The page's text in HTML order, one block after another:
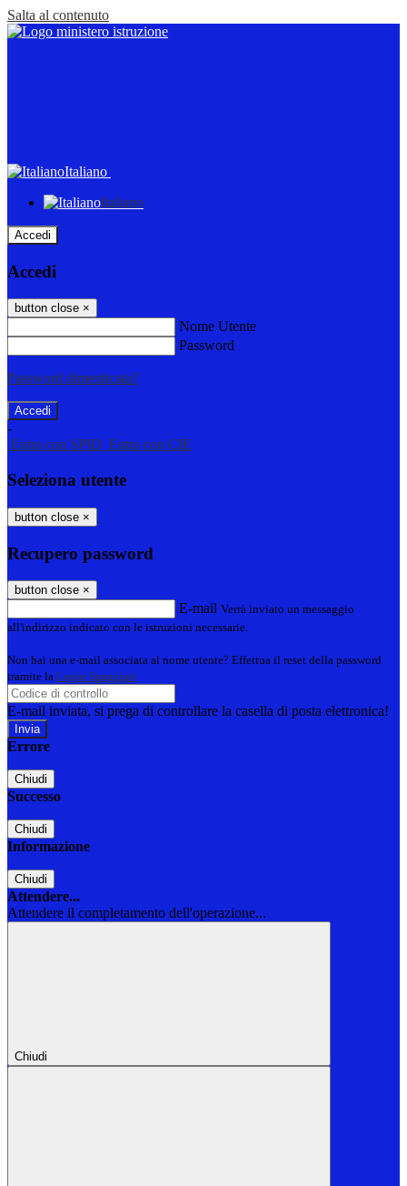
Salta al contenuto
Italiano
Italiano
Accedi
Accedi
button close ×
Nome Utente
Password
Password dimenticata?
-
Entra con SPID Entra con CIE
Seleziona utente
button close ×
Recupero password
button close ×
E-mail Verrà inviato un messaggio
all'indirizzo indicato con le istruzioni necessarie.
Non hai una e-mail associata al nome utente? Effettua il reset della password
tramite la Login Spaggiari
E-mail inviata, si prega di controllare la casella di posta elettronica!
Errore
Chiudi
Successo
Chiudi
Informazione
Chiudi
Attendere...
Attendere il completamento dell'operazione...
Chiudi